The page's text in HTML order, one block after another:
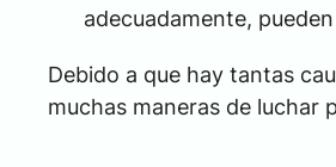
adecuadamente,
Debido a que hay tantas
muchas maneras de luchar